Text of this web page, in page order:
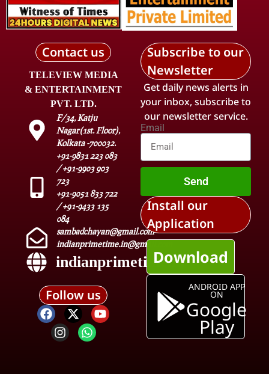
Contact us
TELEVIEW MEDIA
& ENTERTAINMENT
PVT. LTD.
F/34, Katju
Nagar(1st. Floor),
Kolkata -700032.
+91-9831 223 083
/ +91-9903 903
723
+91-9051 833 722
/ +91-9433 135
084
sambadchayan@gmail.com
indianprimetime.in@gmail.com
indianprimetime.in
Follow us
Subscribe to our
Newsletter
Get daily news alerts in
your inbox, subscribe to
our newsletter service.
Email
Send
Install our
Application
Download
ANDROID APP
ON
Google
Play